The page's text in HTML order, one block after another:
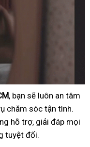
, bạn sẽ luôn an tâm
chăm sóc tận tình.
hỗ trợ, giải đáp mọi
tuyệt đối.